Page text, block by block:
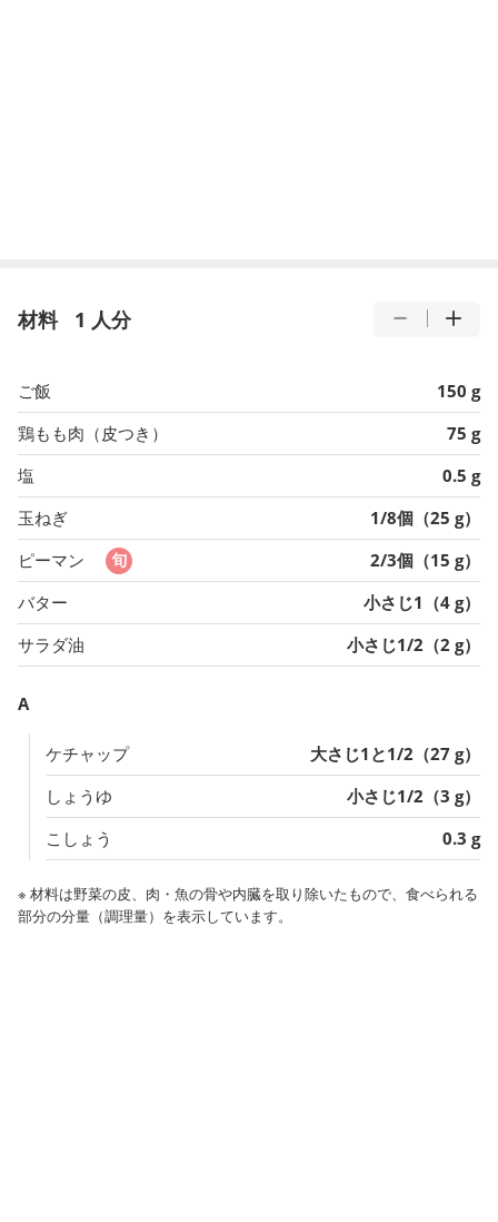
材料 1 人分
ご飯
150 g
鶏もも肉（皮つき）
75 g
塩
0.5 g
玉ねぎ
1/8個（25 g）
ピーマン
2/3個（15 g）
バター
小さじ1（4 g）
サラダ油
小さじ1/2（2 g）
A
ケチャップ
大さじ1と1/2（27 g）
しょうゆ
小さじ1/2（3 g）
こしょう
0.3 g
※ 材料は野菜の皮、肉・魚の骨や内臓を取り除いたもので、食べられる
部分の分量（調理量）を表示しています。